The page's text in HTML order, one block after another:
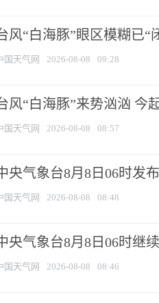
风“白海豚”眼区模糊已“
国天气网 2026-08-08 09:28
风“白海豚”来势汹汹 今
国天气网 2026-08-08 08:57
央气象台8月8日06时发
国天气网 2026-08-08 08:48
央气象台8月8日06时继
国天气网 2026-08-08 08:46